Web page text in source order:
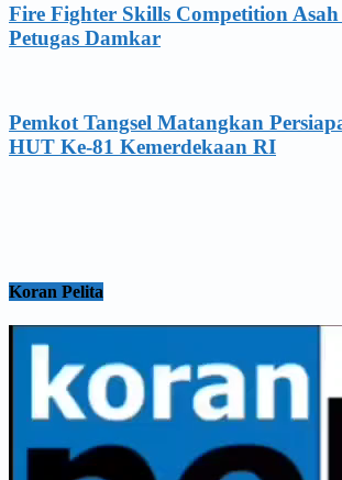
Fire Fighter Skills Competition
Petugas Damkar
Pemkot Tangsel Matangkan
HUT Ke-81 Kemerdekaan RI
Koran Pelita